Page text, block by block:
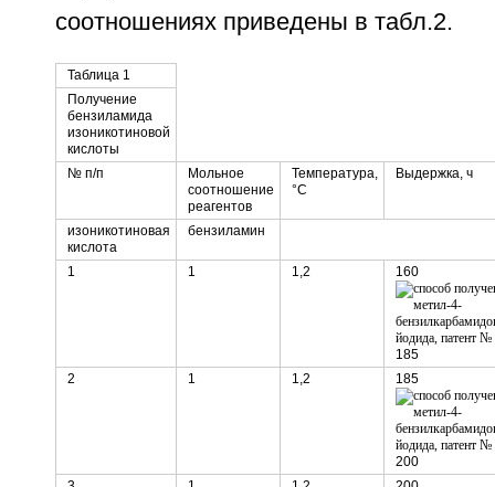
соотношениях приведены в табл.2.
Таблица 1
Получение
бензиламида
изоникотиновой
кислоты
№ п/п
Мольное
соотношение
реагентов
Температура,
°С
Выдержка, ч
изоникотиновая
кислота
бензиламин
1 1 1,2 160
185
2
1 1,2 185
200